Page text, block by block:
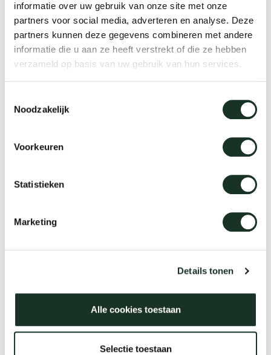
informatie over uw gebruik van onze site met onze
partners voor social media, adverteren en analyse. Deze
partners kunnen deze gegevens combineren met andere
informatie die u aan ze heeft verstrekt of die ze hebben
verzameld op basis van uw gebruik van hun services.
Noodzakelijk
Voorkeuren
Statistieken
Marketing
Details tonen
Alle cookies toestaan
Selectie toestaan
Erwin